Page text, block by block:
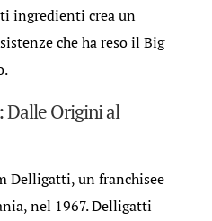
ingredienti crea un
che ha reso il Big
Dalle Origini al
Delligatti, un franchisee
nel 1967. Delligatti